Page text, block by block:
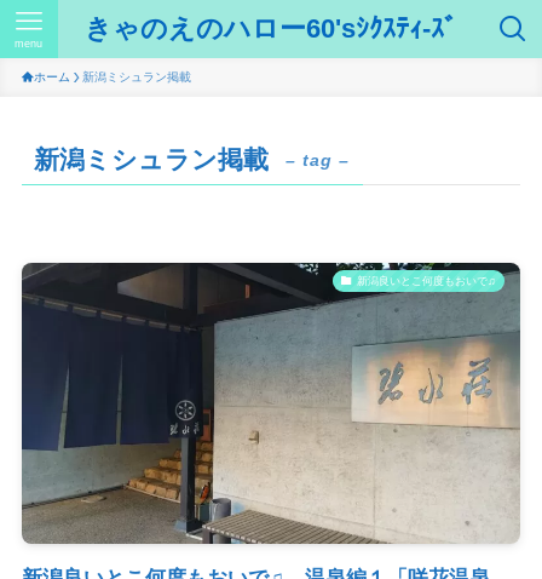
きゃのえのハロー60'sｼｸｽﾃｨ-ｽﾞ
menu
ホーム 新潟ミシュラン掲載
新潟ミシュラン掲載 – tag –
新潟良いとこ何度もおいで♫